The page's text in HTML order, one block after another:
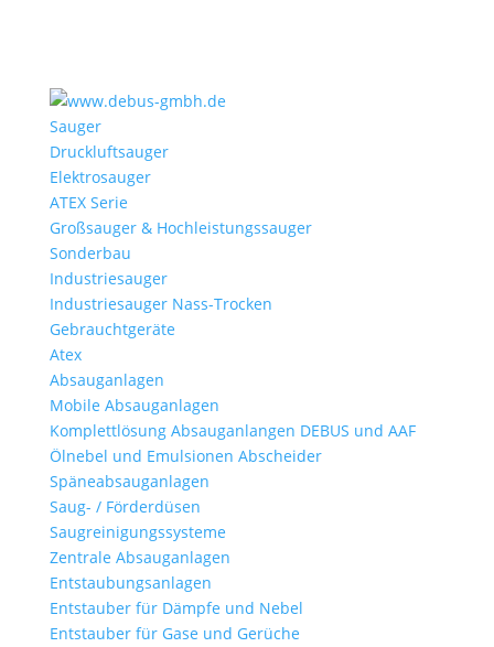
Sauger
Druckluftsauger
Elektrosauger
ATEX Serie
Großsauger & Hochleistungssauger
Sonderbau
Industriesauger
Industriesauger Nass-Trocken
Gebrauchtgeräte
Atex
Absauganlagen
Mobile Absauganlagen
Komplettlösung Absauganlangen DEBUS und AAF
Ölnebel und Emulsionen Abscheider
Späneabsauganlagen
Saug- / Förderdüsen
Saugreinigungssysteme
Zentrale Absauganlagen
Entstaubungsanlagen
Entstauber für Dämpfe und Nebel
Entstauber für Gase und Gerüche